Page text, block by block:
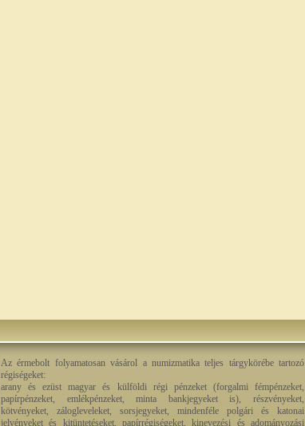
Az érmebolt folyamatosan vásárol a numizmatika teljes tárgykörébe tartozó
régiségeket:
arany és ezüst magyar és külföldi régi pénzeket (forgalmi fémpénzeket,
papírpénzeket, emlékpénzeket, minta bankjegyeket is), részvényeket,
kötvényeket, zálogleveleket, sorsjegyeket, mindenféle polgári és katonai
jelvényeket és kitüntetéseket, papírrégiségeket, kinevezési és adományozási